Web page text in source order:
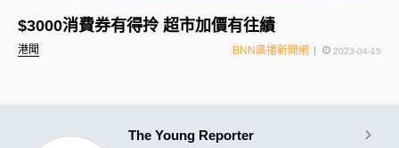
港聞
$3000消費券有得拎 超市加價有往績
BNN廣播新聞網 2023-04-15
The Young Reporter